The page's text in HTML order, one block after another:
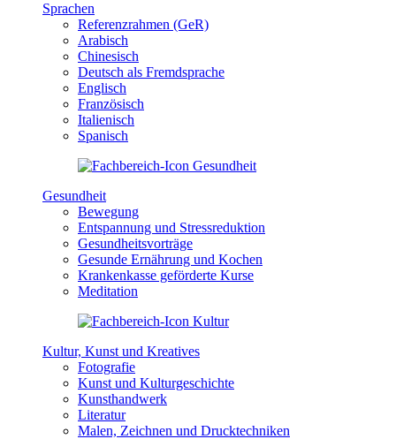
Sprachen
Referenzrahmen (GeR)
Arabisch
Chinesisch
Deutsch als Fremdsprache
Englisch
Französisch
Italienisch
Spanisch
Gesundheit
Bewegung
Entspannung und Stressreduktion
Gesundheitsvorträge
Gesunde Ernährung und Kochen
Krankenkasse geförderte Kurse
Meditation
Kultur, Kunst und Kreatives
Fotografie
Kunst und Kulturgeschichte
Kunsthandwerk
Literatur
Malen, Zeichnen und Drucktechniken